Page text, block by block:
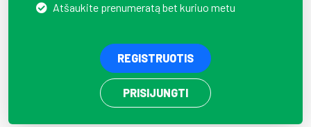
Atšaukite prenumeratą bet kuriuo metu
REGISTRUOTIS
PRISIJUNGTI